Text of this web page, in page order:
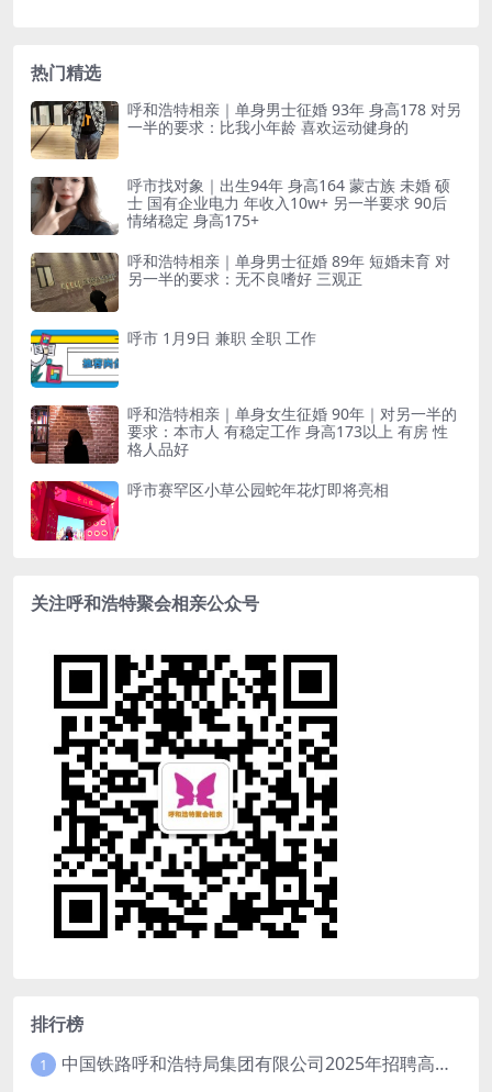
热门精选
呼和浩特相亲｜单身男士征婚 93年 身高178 对另
一半的要求：比我小年龄 喜欢运动健身的
呼市找对象｜出生94年 身高164 蒙古族 未婚 硕
士 国有企业电力 年收入10w+ 另一半要求 90后
情绪稳定 身高175+
呼和浩特相亲｜单身男士征婚 89年 短婚未育 对
另一半的要求：无不良嗜好 三观正
呼市 1月9日 兼职 全职 工作
呼和浩特相亲｜单身女生征婚 90年｜对另一半的
要求：本市人 有稳定工作 身高173以上 有房 性
格人品好
呼市赛罕区小草公园蛇年花灯即将亮相
关注呼和浩特聚会相亲公众号
排行榜
1 中国铁路呼和浩特局集团有限公司2025年招聘高校毕业生公告（1月15日截止）